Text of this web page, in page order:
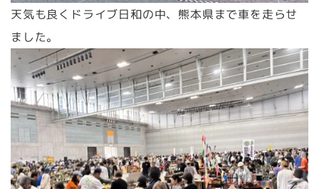
天気も良くドライブ日和の中、熊本県まで車を走らせ
ました。